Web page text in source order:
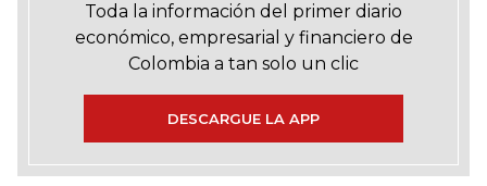
Toda la información del primer diario
económico, empresarial y financiero de
Colombia a tan solo un clic
DESCARGUE LA APP